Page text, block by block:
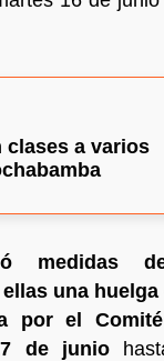
clases a varios
medidas
una huelga
por el
de junio